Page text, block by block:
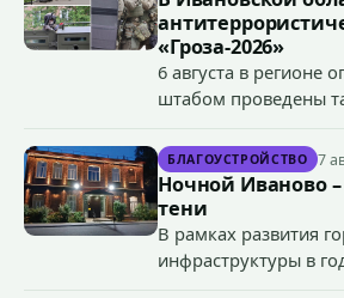
«Гроза-2026»
6 августа в регионе
штабом проведены
террористического
органов
«Гроза-2026».
БЛАГОУСТРОЙСТВО 7
Ночной Иваново –
тени
В рамках развития
инфраструктуры в